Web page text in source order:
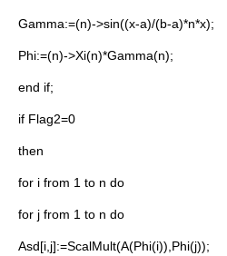
Gamma:=(n)->sin((x-a)/(b-a)*n*x);
Phi:=(n)->Xi(n)*Gamma(n);
end if;
if Flag2=0
then
for i from 1 to n do
for j from 1 to n do
Asd[i,j]:=ScalMult(A(Phi(i)),Phi(j));